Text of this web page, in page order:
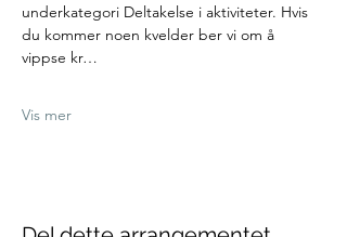
underkategori Deltakelse i aktiviteter. Hvis
du kommer noen kvelder ber vi om å
vippse kr…
Vis mer